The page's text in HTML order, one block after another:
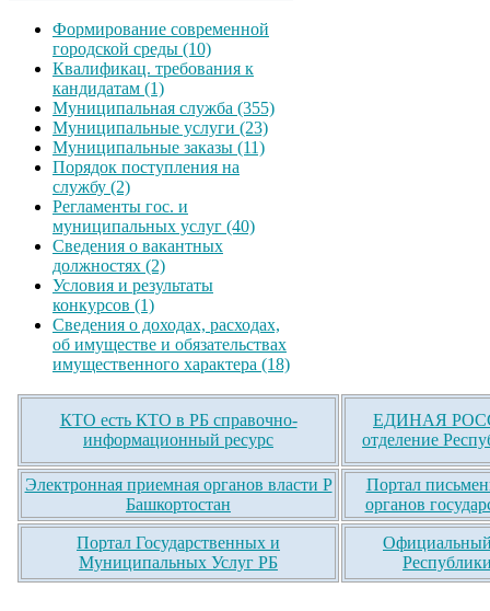
Формирование современной
городской среды (10)
Квалификац. требования к
кандидатам (1)
Муниципальная служба (355)
Муниципальные услуги (23)
Муниципальные заказы (11)
Порядок поступления на
службу (2)
Регламенты гос. и
муниципальных услуг (40)
Сведения о вакантных
должностях (2)
Условия и результаты
конкурсов (1)
Сведения о доходах, расходах,
об имуществе и обязательствах
имущественного характера (18)
КТО есть КТО в РБ справочно-
информационный ресурс
ЕДИНАЯ
отделение
Электронная приемная органов власти Р
Башкортостан
Портал
органов
Портал Государственных и
Муниципальных Услуг РБ
Официальный